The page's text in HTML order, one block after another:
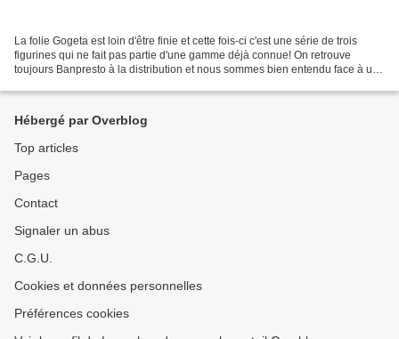
La folie Gogeta est loin d'être finie et cette fois-ci c'est une série de trois
figurines qui ne fait pas partie d'une gamme déjà connue! On retrouve
toujours Banpresto à la distribution et nous sommes bien entendu face à un
Hébergé par Overblog
Top articles
Pages
Contact
Signaler un abus
C.G.U.
Cookies et données personnelles
Préférences cookies